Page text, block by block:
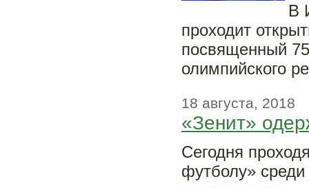
В
проходит
посвященный
олимпийского
18 августа, 2018
«Зенит»
Сегодня
футболу»